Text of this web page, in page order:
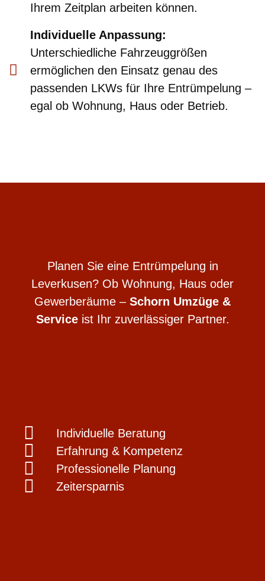
Ihrem Zeitplan arbeiten können.
Individuelle Anpassung:
Unterschiedliche Fahrzeuggrößen
ermöglichen den Einsatz genau des
passenden LKWs für Ihre Entrümpelung –
egal ob Wohnung, Haus oder Betrieb.
Planen Sie eine Entrümpelung in
Leverkusen? Ob Wohnung, Haus oder
Gewerberäume – Schorn Umzüge &
Serviceist Ihr zuverlässiger Partner.
Individuelle Beratung
Erfahrung & Kompetenz
Professionelle Planung
Zeitersparnis